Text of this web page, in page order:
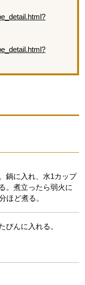
鍋に入れ、水1カップ
。煮立ったら弱火に
ほど煮る。
びんに入れる。